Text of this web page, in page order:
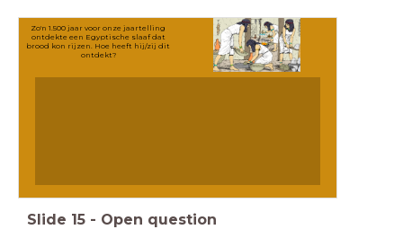
Zo'n 1.500 jaar voor onze jaartelling
ontdekte een Egyptische slaaf dat
brood kon rijzen. Hoe heeft hij/zij dit
ontdekt?
Slide 15 - Open question